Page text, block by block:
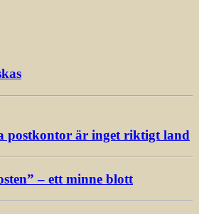
postkontor är inget riktigt land
– ett minne blott